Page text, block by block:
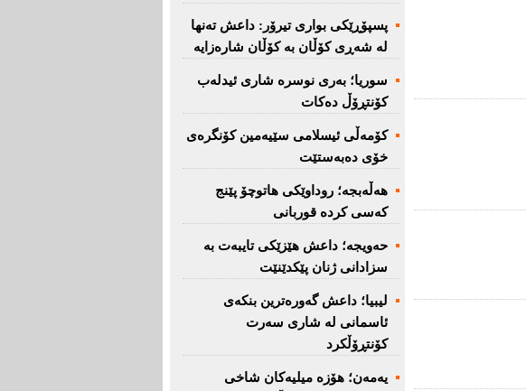
پسپۆڕێكی بواری تیرۆر: داعش تەنها
لە شەڕی كۆڵان بە كۆڵان شارەزایە
سوریا؛ بەری نوسرە شاری ئیدلەب
كۆنتڕۆڵ دەكات
كۆمەڵی ئیسلامی سێیەمین كۆنگرەی
خۆی دەبەستێت
هەڵەبجە؛ روداوێکی هاتوچۆ پێنج
کەسی کردە قوربانی
حەویجە؛ داعش هێزێكی تایبەت بە
سزادانی ژنان پێكدێنێت
لیبیا؛ داعش گەورەترین بنكەی
ئاسمانی لە شاری سەرت
کۆنتڕۆڵکرد
یەمەن؛ هۆزە میلیەكان شاخی